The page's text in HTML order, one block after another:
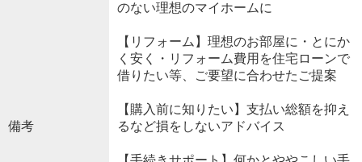
備考
のない理想のマイホームに
【リフォーム】理想のお部屋に・とにか
く安く・リフォーム費用を住宅ローンで
借りたい等、ご要望に合わせたご提案
【購入前に知りたい】支払い総額を抑え
るなど損をしないアドバイス